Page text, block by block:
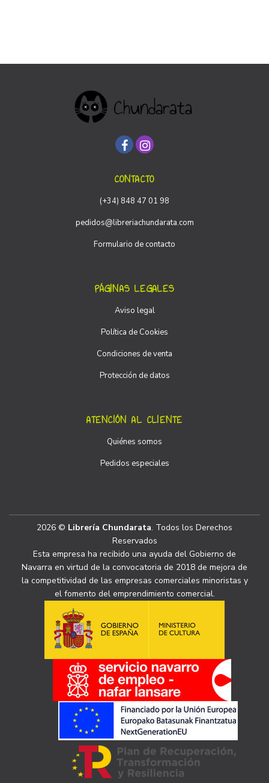
CONTACTO
(+34) 848 47 01 98
pedidos@libreriachundarata.com
Formulario de contacto
PÁGINAS LEGALES
Aviso legal
Política de Cookies
Condiciones de venta
Protección de datos
ATENCIÓN AL CLIENTE
Quiénes somos
Pedidos especiales
2026 © Librería Chundarata. Todos los Derechos
Reservados
Esta empresa ha recibido una ayuda del Gobierno de
Navarra en virtud de la convocatoria de 2018 de mejora de
la competitividad de las empresas comerciales minoristas y
el fomento del emprendimiento comercial.